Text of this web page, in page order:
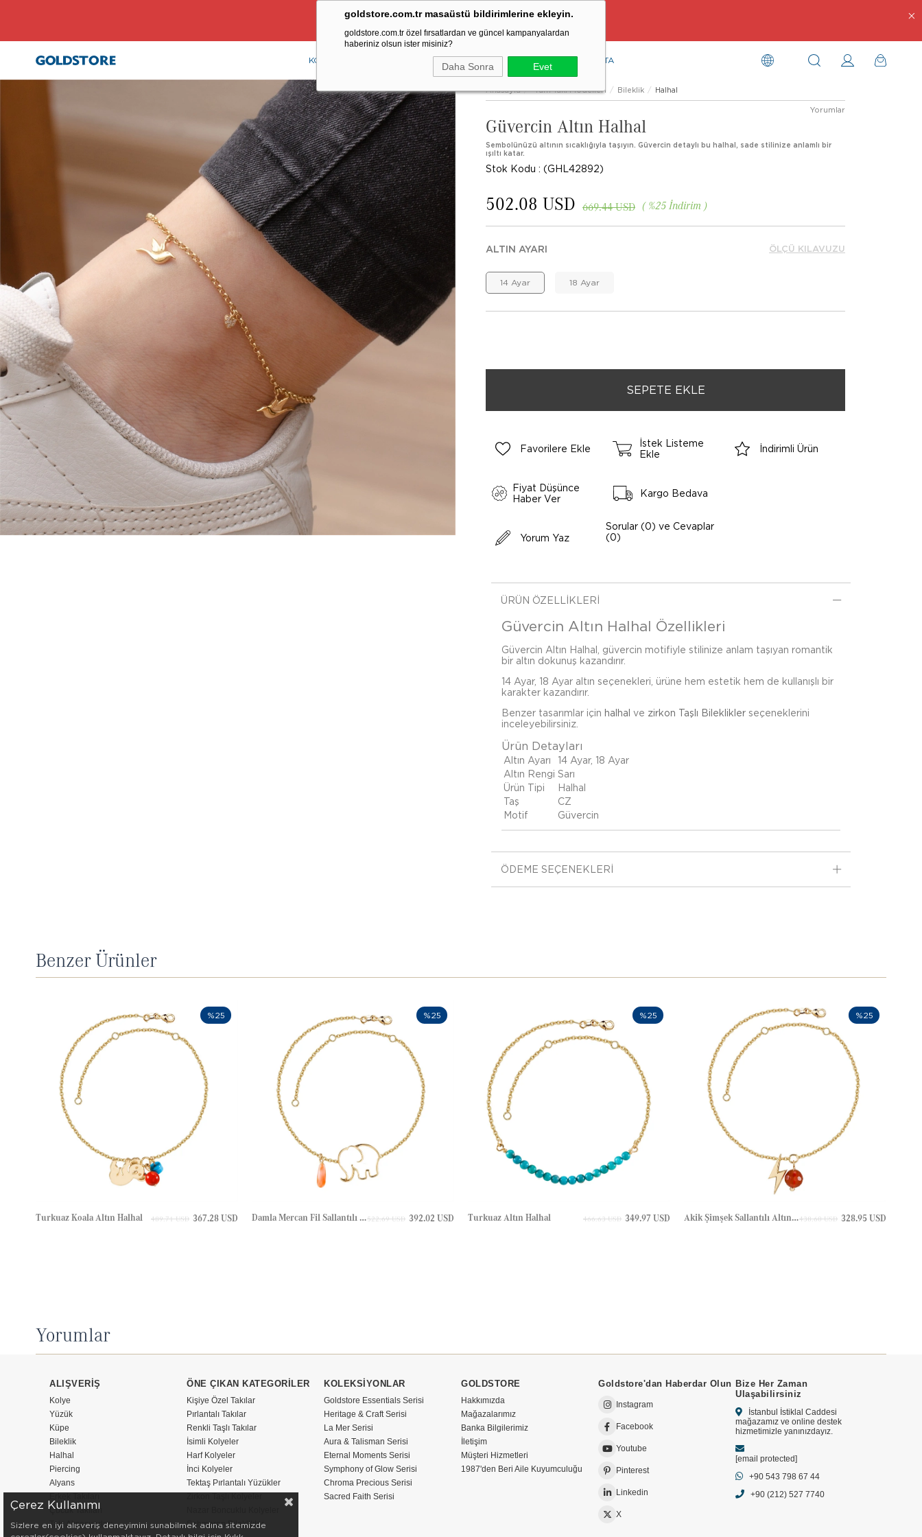
goldstore.com.tr masaüstü bildirimlerine ekleyin.
goldstore.com.tr özel fırsatlardan ve güncel kampanyalardan
haberiniz olsun ister misiniz?
Daha Sonra Evet
Ücretsiz Aynı Gün Kargo Fırsatı
KOLYE BİLEKLİK RENKLİ TAŞLAR PIRLANTA
Anasayfa Tüm Takı Modelleri Bileklik Halhal
Güvercin Altın Halhal
Yorumlar
Sembolünüzü altının sıcaklığıyla taşıyın. Güvercin detaylı bu halhal, sade stilinize anlamlı bir
ışıltı katar.
Stok Kodu (GHL42892)
%25 İndirim
669.44 USD
502.08 USD
ALTIN AYARI
14 Ayar 18 Ayar
ÖLÇÜ KILAVUZU
Favorilere Ekle
İstek Listeme
Ekle
İndirimli Ürün
Fiyat Düşünce
Haber Ver
Kargo Bedava
Yorum Yaz
Sorular (0) ve Cevaplar
(0)
ÜRÜN ÖZELLIKLERI
Güvercin Altın Halhal Özellikleri
Güvercin Altın Halhal, güvercin motifiyle stilinize anlam taşıyan romantik
bir altın dokunuş kazandırır.
14 Ayar, 18 Ayar altın seçenekleri, ürüne hem estetik hem de kullanışlı bir
karakter kazandırır.
Benzer tasarımlar için halhal ve zirkon Taşlı Bileklikler seçeneklerini
inceleyebilirsiniz.
Ürün Detayları
Altın Ayarı
14 Ayar, 18 Ayar
Altın Rengi Sarı
Ürün Tipi
Halhal
Taş
CZ
Motif
Güvercin
ÖDEME SEÇENEKLERI
Benzer Ürünler
Turkuaz Koala Altın Halhal 367.28 USD
489.71 USD
%25
Damla Mercan Fil Sallantılı Altın Halhal 392.02 USD
522.69 USD
%25
Turkuaz Altın Halhal 349.97 USD
466.63 USD
%25
Akik Şimşek Sallantılı Altın Halhal 328.95 USD
438.60 USD
%25
Yorumlar
ALIŞVERİŞ
Kolye
Yüzük
Küpe
Bileklik
Halhal
Piercing
Alyans
Çocuk Takıları
Takı Aksesuarları
ÖNE ÇIKAN KATEGORİLER
Kişiye Özel Takılar
Pırlantalı Takılar
Renkli Taşlı Takılar
İsimli Kolyeler
Harf Kolyeler
İnci Kolyeler
Tektaş Pırlantalı Yüzükler
Şahmeran Bileklikler
KOLEKSİYONLAR
Goldstore Essentials Serisi
Heritage & Craft Serisi
La Mer Serisi
Aura & Talisman Serisi
Eternal Moments Serisi
Symphony of Glow Serisi
Chroma Precious Serisi
Sacred Faith Serisi
GOLDSTORE
Hakkımızda
Mağazalarımız
Banka Bilgilerimiz
İletişim
Müşteri Hizmetleri
1987'den Beri Aile Kuyumculuğu
Goldstore'dan Haberdar Olun
Instagram
Facebook
Youtube
Pinterest
Linkedin
X
Bize Her Zaman
Ulaşabilirsiniz
İstanbul İstiklal Caddesi
mağazamız ve online destek
hizmetimizle yanınızdayız.
[email protected]
+90 543 798 67 44
+90 (212) 527 7740
Çerez Kullanımı
Sizlere en iyi alışveriş deneyimini sunabilmek adına sitemizde